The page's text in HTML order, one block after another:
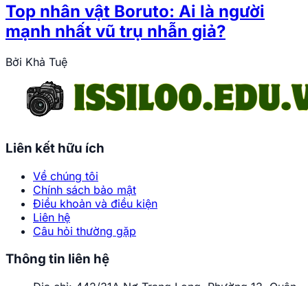
Top nhân vật Boruto: Ai là người
mạnh nhất vũ trụ nhẫn giả?
Bởi Khả Tuệ
Liên kết hữu ích
Về chúng tôi
Chính sách bảo mật
Điều khoản và điều kiện
Liên hệ
Câu hỏi thường gặp
Thông tin liên hệ